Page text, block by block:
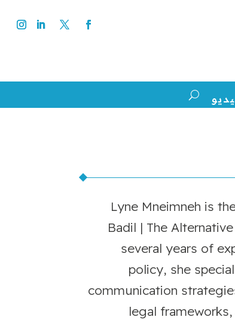
Lyne Mneimneh is
Badil | The
several years of
policy, she
communication
legal